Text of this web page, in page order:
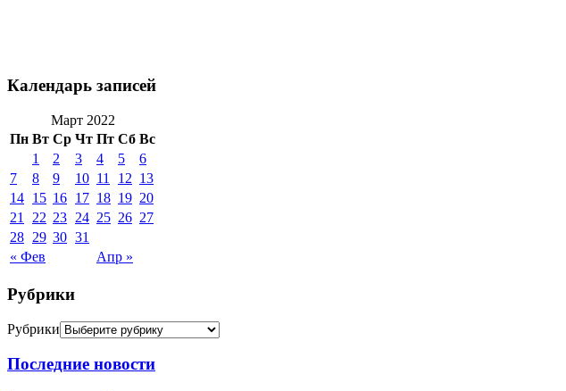
Календарь записей
Март 2022
Пн Вт Ср Чт Пт Сб Вс
« Фев Апр »
1 2 3 4 5
6
7
8 9 10 11 12 13
14 15 16 17 18 19 20
21
22 23 24 25 26 27
28 29 30 31
Рубрики
Рубрики
Последние новости